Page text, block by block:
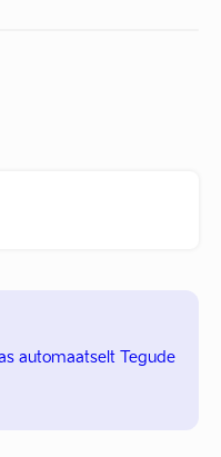
automaatselt Tegude